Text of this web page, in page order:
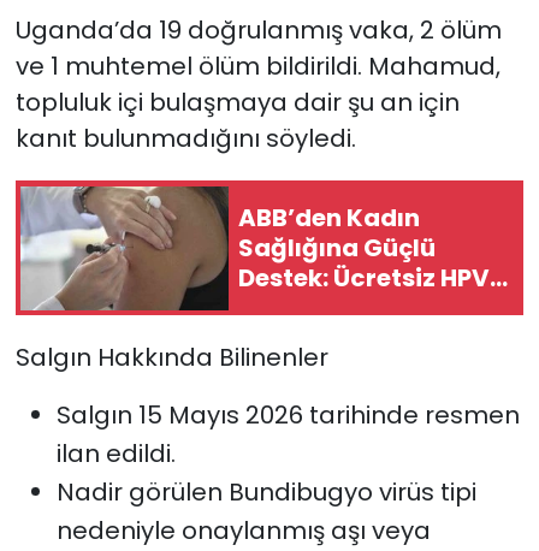
Uganda’da 19 doğrulanmış vaka, 2 ölüm
ve 1 muhtemel ölüm bildirildi. Mahamud,
topluluk içi bulaşmaya dair şu an için
kanıt bulunmadığını söyledi.
ABB’den Kadın
Sağlığına Güçlü
Destek: Ücretsiz HPV
Aşısı Başvuruları
Salgın Hakkında Bilinenler
Salgın 15 Mayıs 2026 tarihinde resmen
ilan edildi.
Nadir görülen Bundibugyo virüs tipi
nedeniyle onaylanmış aşı veya